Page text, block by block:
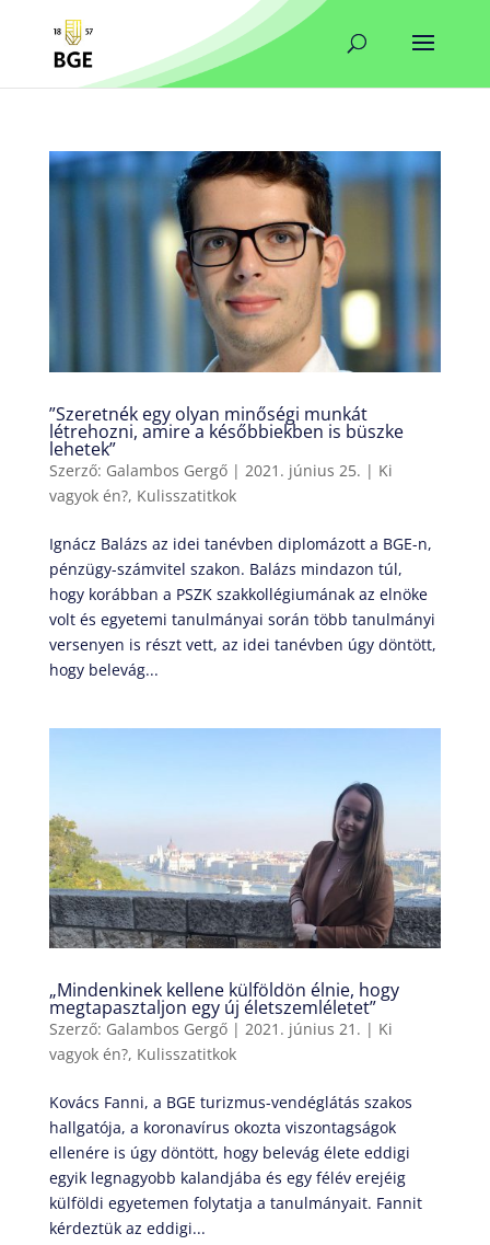
”Szeretnék egy olyan minőségi munkát
létrehozni, amire a későbbiekben is büszke
lehetek”
Szerző: Galambos Gergő| 2021. június 25. | Ki
vagyok én?, Kulisszatitkok
Ignácz Balázs az idei tanévben diplomázott a BGE-n,
pénzügy-számvitel szakon. Balázs mindazon túl,
hogy korábban a PSZK szakkollégiumának az elnöke
volt és egyetemi tanulmányai során több tanulmányi
versenyen is részt vett, az idei tanévben úgy döntött,
hogy belevág...
„Mindenkinek kellene külföldön élnie, hogy
megtapasztaljon egy új életszemléletet”
Szerző: Galambos Gergő| 2021. június 21. | Ki
vagyok én?, Kulisszatitkok
Kovács Fanni, a BGE turizmus-vendéglátás szakos
hallgatója, a koronavírus okozta viszontagságok
ellenére is úgy döntött, hogy belevág élete eddigi
egyik legnagyobb kalandjába és egy félév erejéig
külföldi egyetemen folytatja a tanulmányait. Fannit
kérdeztük az eddigi...